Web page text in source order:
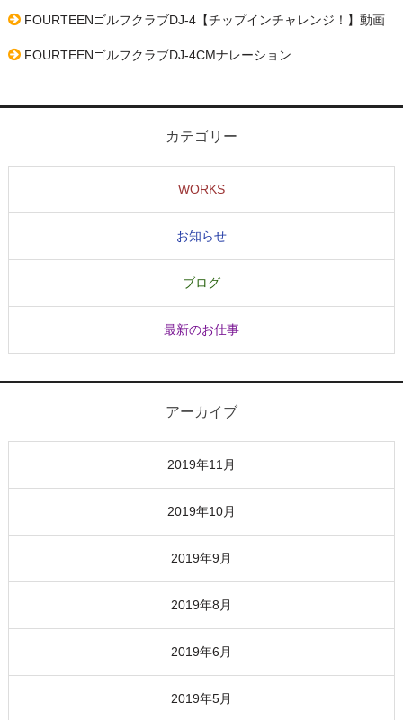
ン FOURTEENゴルフクラブDJ-4【チップインチャレンジ！】動画
FOURTEENゴルフクラブDJ-4CMナレーション
カテゴリー
WORKS
お知らせ
ブログ
最新のお仕事
アーカイブ
2019年11月
2019年10月
2019年9月
2019年8月
2019年6月
2019年5月